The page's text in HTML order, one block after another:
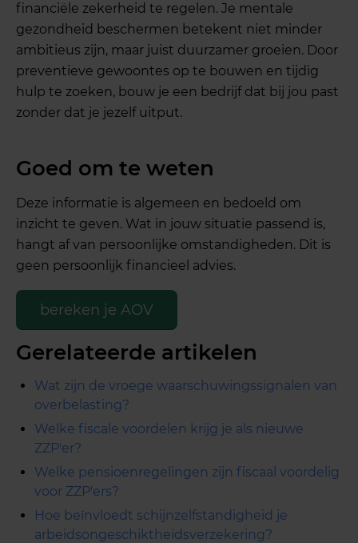
financiële zekerheid te regelen. Je mentale
gezondheid beschermen betekent niet minder
ambitieus zijn, maar juist duurzamer groeien. Door
preventieve gewoontes op te bouwen en tijdig
hulp te zoeken, bouw je een bedrijf dat bij jou past
zonder dat je jezelf uitput.
Goed om te weten
Deze informatie is algemeen en bedoeld om
inzicht te geven. Wat in jouw situatie passend is,
hangt af van persoonlijke omstandigheden. Dit is
geen persoonlijk financieel advies.
bereken je AOV
Gerelateerde artikelen
Wat zijn de vroege waarschuwingssignalen van
overbelasting?
Welke fiscale voordelen krijg je als nieuwe
ZZP'er?
Welke pensioenregelingen zijn fiscaal voordelig
voor ZZP'ers?
Hoe beïnvloedt schijnzelfstandigheid je
arbeidsongeschiktheidsverzekering?